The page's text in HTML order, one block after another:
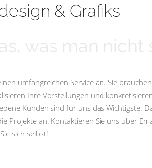
& Grafiks
umfangreichen Service an. Sie
Ihre Vorstellungen und
Kunden sind für uns das Wichtigste.
Projekte an. Kontaktieren Sie uns über
sich selbst!.